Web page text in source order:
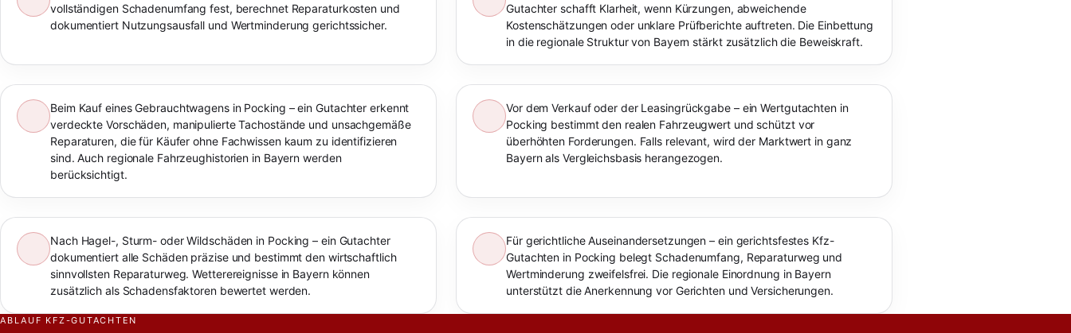
vollständigen Schadenumfang fest, berechnet Reparaturkosten und
dokumentiert Nutzungsausfall und Wertminderung gerichtssicher.
Gutachter schafft Klarheit, wenn Kürzungen, abweichende
Kostenschätzungen oder unklare Prüfberichte auftreten. Die Einbettung
in die regionale Struktur von Bayern stärkt zusätzlich die Beweiskraft.
Beim Kauf eines Gebrauchtwagens in Pocking – ein Gutachter erkennt
verdeckte Vorschäden, manipulierte Tachostände und unsachgemäße
Reparaturen, die für Käufer ohne Fachwissen kaum zu identifizieren
sind. Auch regionale Fahrzeughistorien in Bayern werden
berücksichtigt.
Vor dem Verkauf oder der Leasingrückgabe – ein Wertgutachten in
Pocking bestimmt den realen Fahrzeugwert und schützt vor
überhöhten Forderungen. Falls relevant, wird der Marktwert in ganz
Bayern als Vergleichsbasis herangezogen.
Nach Hagel-, Sturm- oder Wildschäden in Pocking – ein Gutachter
dokumentiert alle Schäden präzise und bestimmt den wirtschaftlich
sinnvollsten Reparaturweg. Wetterereignisse in Bayern können
zusätzlich als Schadensfaktoren bewertet werden.
Für gerichtliche Auseinandersetzungen – ein gerichtsfestes Kfz-
Gutachten in Pocking belegt Schadenumfang, Reparaturweg und
Wertminderung zweifelsfrei. Die regionale Einordnung in Bayern
unterstützt die Anerkennung vor Gerichten und Versicherungen.
ABLAUF KFZ-GUTACHTEN